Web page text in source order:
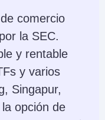
IBKR Desktop,
Mobile,
Client Portal,
AlgoTrader,
OmniTrader,
eSignal,
comercio
la SEC.
y rentable
y varios
Singapur,
opción de